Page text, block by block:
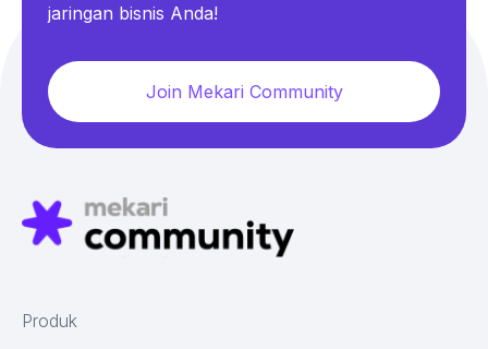
jaringan bisnis Anda!
Join Mekari Community
Produk